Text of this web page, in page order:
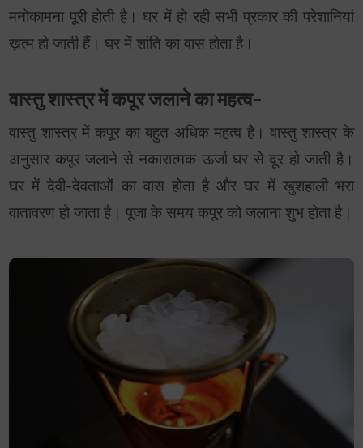
मनोकामना पूरी होती है। घर में हो रही सभी प्रकार की परेशानियां
ख़त्म हो जाती हैं। घर में शांति का वास होता है।
वास्तु शास्त्र में कपूर जलाने का महत्व-
वास्तु शास्त्र में कपूर का बहुत अधिक महत्व है। वास्तु शास्त्र के
अनुसार कपूर जलाने से नकारात्मक ऊर्जा घर से दूर हो जाती है।
घर में देवी-देवताओं का वास होता है और घर में खुशहाली भरा
वातावरण हो जाता है। पूजा के समय कपूर को जलाना शुभ होता है।